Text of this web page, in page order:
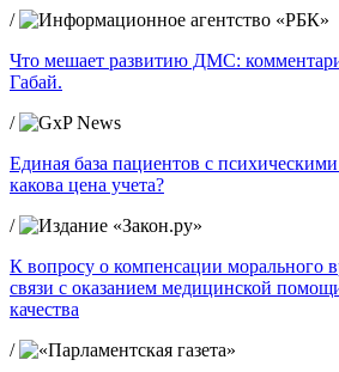
/
Что мешает развитию ДМС:
Габай.
/
Единая база пациентов с
какова цена учета?
/
К вопросу о компенсации морального
связи с оказанием медицинской
качества
/